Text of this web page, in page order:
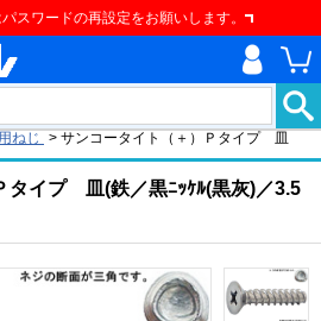
スワードの再設定をお願いします。
ねじ > サンコータイト（＋）Ｐタイプ 皿
タイプ 皿(鉄／黒ﾆｯｹﾙ(黒灰)／3.5